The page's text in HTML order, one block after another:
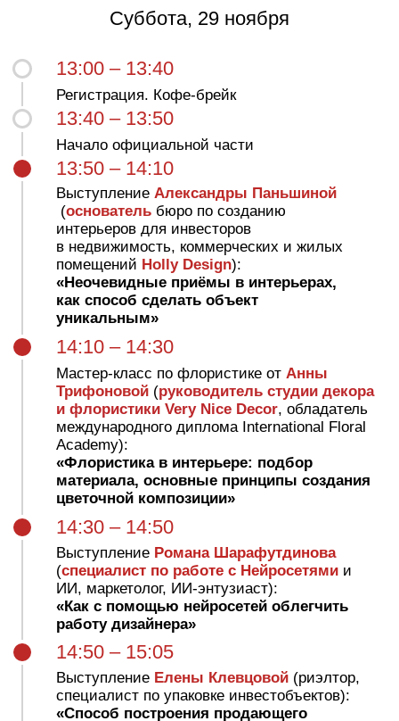
(основатель студии инвестирования,
«Инвестдизайн как профессия, от первого
Презентация последнего 13 потока курса
17:10 – 17:30
Дискуссия в формате вопрос-ответ
с экспертами в сфере флиппинга,
ипотечного кредитования, покупки
инвестиционной недвижимости, согласования
перепланировок, юридическим аспектам
деятельности дизайнера, ремонту
17:30 – 18:20
ФУРШЕТ/ Фотосессия от звёздного
фотографа 🤩
18:20 – 18:40
Начало торжественной части, праздничный
торт, шоу-программа
Дискотека
20:00 – 21:00
29.11.2025